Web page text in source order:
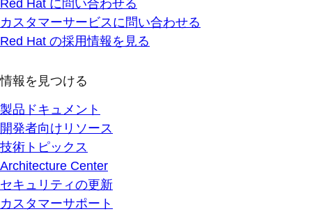
Red Hat に問い合わせる
カスタマーサービスに問い合わせる
Red Hat の採用情報を見る
情報を見つける
製品ドキュメント
開発者向けリソース
技術トピックス
Architecture Center
セキュリティの更新
カスタマーサポート